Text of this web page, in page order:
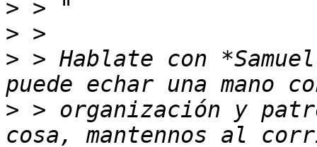
>
>
> > Hablate con
> > organización y